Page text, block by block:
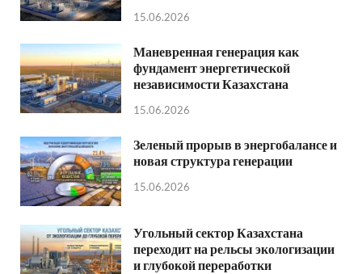
15.06.2026
Маневренная генерация как
фундамент энергетической
независимости Казахстана
15.06.2026
Зеленый прорыв в энергобалансе и
новая структура генерации
15.06.2026
Угольный сектор Казахстана
переходит на рельсы экологизации
и глубокой переработки